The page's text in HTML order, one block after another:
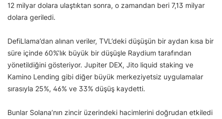
12 milyar dolara ulaştıktan sonra, o zamandan beri 7,13 milyar
dolara geriledi.
DefiLlama’dan alınan veriler, TVL’deki düşüşün bir aydan kısa bir
süre içinde 60%’lık büyük bir düşüşle Raydium tarafından
yönetildiğini gösteriyor. Jupiter DEX, Jito liquid staking ve
Kamino Lending gibi diğer büyük merkeziyetsiz uygulamalar
sırasıyla 25%, 46% ve 33% düşüş kaydetti.
Bunlar Solana’nın zincir üzerindeki hacimlerini doğrudan etkiledi